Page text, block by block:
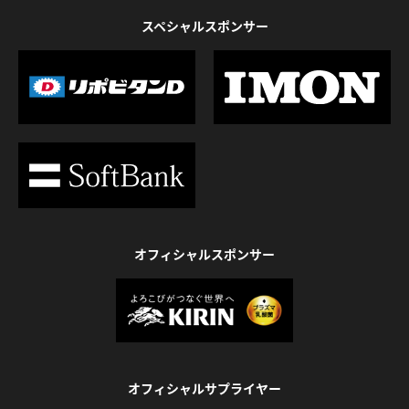
スペシャルスポンサー
オフィシャルスポンサー
オフィシャルサプライヤー